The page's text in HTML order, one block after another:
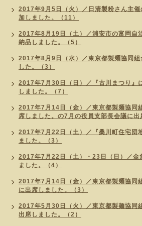
2017年9月5日（火）／日清製粉さん主
加しました。（11）
2017年8月19日（土）／浦安市の富岡自
納品しました。（5）
2017年8月9日（水）／東京都製麺協同組
した。（3）
2017年7月30日（日）／『古川まつり』
しました。（7）
2017年7月14日（金）／東京都製麺協同
席しました。の7月の役員支部長会議に出
2017年7月22日（土）／『桑川町住宅団
ました。（3）
2017年7月22日（土）・23日（日）／金
ました。（4）
2017年7月14日（金）／東京都製麺協同
に出席しました。（3）
2017年5月30日（火）／東京都製麺協同
出席しました。（2）